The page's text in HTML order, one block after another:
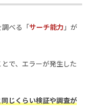
べる「サーチ能力 」が
で、エラーが発生した
じくらい検証や調査が